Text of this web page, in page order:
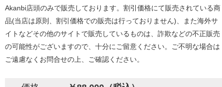
Akanbi店頭のみで販売しております。割引価格にて販売されている商
品(当店は原則、割引価格での販売は行っておりません)、また海外サ
イトなどその他のサイトで販売しているものは、詐欺などの不正販売
の可能性がございますので、十分にご留意ください。ご不明な場合は
ご遠慮なくお問合せの上、ご確認ください。